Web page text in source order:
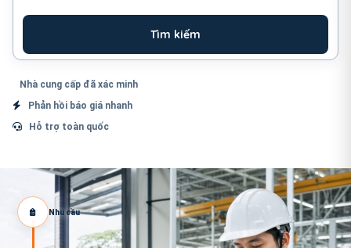
Tìm kiếm
Nhà cung cấp đã xác minh
Phản hồi báo giá nhanh
Hỗ trợ toàn quốc
Nhu cầu